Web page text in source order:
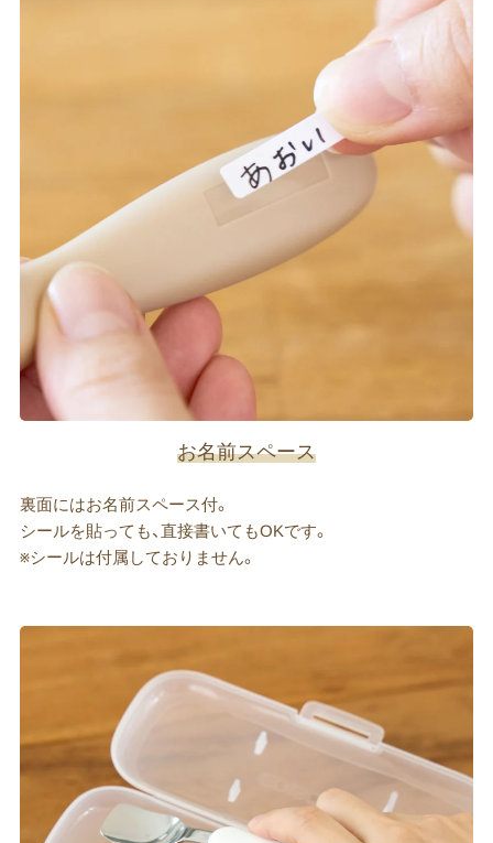
お名前スペース
裏面にはお名前スペース付。
シールを貼っても、直接書いてもOKです。
※シールは付属しておりません。